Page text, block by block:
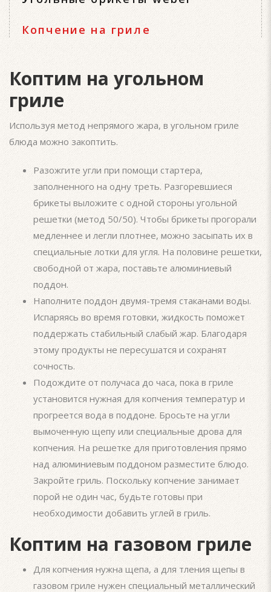
Копчение на гриле
Коптим на угольном
гриле
Используя метод непрямого жара, в угольном гриле
блюда можно закоптить.
Разожгите угли при помощи стартера,
заполненного на одну треть. Разгоревшиеся
брикеты выложите с одной стороны угольной
решетки (метод 50/50). Чтобы брикеты прогорали
медленнее и легли плотнее, можно засыпать их в
специальные лотки для угля. На половине решетки,
свободной от жара, поставьте алюминиевый
поддон.
Наполните поддон двумя-тремя стаканами воды.
Испаряясь во время готовки, жидкость поможет
поддержать стабильный слабый жар. Благодаря
этому продукты не пересушатся и сохранят
сочность.
Подождите от получаса до часа, пока в гриле
установится нужная для копчения температур и
прогреется вода в поддоне. Бросьте на угли
вымоченную щепу или специальные дрова для
копчения. На решетке для приготовления прямо
над алюминиевым поддоном разместите блюдо.
Закройте гриль. Поскольку копчение занимает
порой не один час, будьте готовы при
необходимости добавить углей в гриль.
Коптим на газовом гриле
Для копчения нужна щепа, а для тления щепы в
газовом гриле нужен специальный металлический